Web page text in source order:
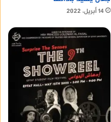
14 أبريل، 2022